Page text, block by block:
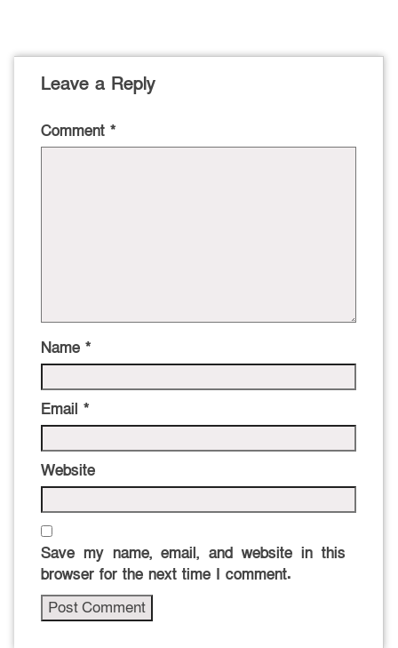
Leave a Reply
Comment *
Name *
Email *
Website
Save my name, email, and website in this
browser for the next time I comment.